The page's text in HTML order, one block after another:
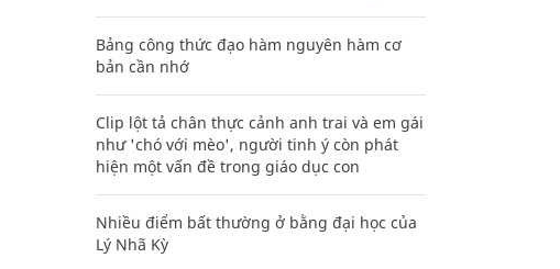
Bảng công thức đạo hàm nguyên hàm cơ
bản cần nhớ
Clip lột tả chân thực cảnh anh trai và em gái
như 'chó với mèo', người tinh ý còn phát
hiện một vấn đề trong giáo dục con
Nhiều điểm bất thường ở bằng đại học của
Lý Nhã Kỳ